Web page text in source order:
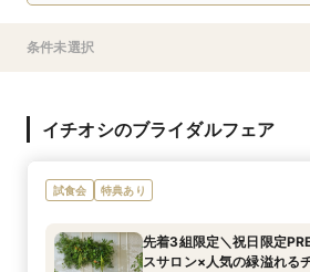
条件未選択
イチオシのブライダルフェア
試食会 特典あり
先着3組限定＼祝日限定
スサロン×人気の緑溢れる